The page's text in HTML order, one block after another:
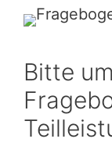
Bitte